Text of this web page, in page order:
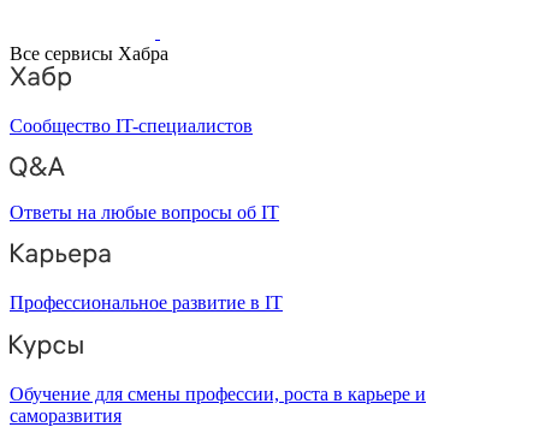
Все сервисы Хабра
Сообщество IT-специалистов
Ответы на любые вопросы об IT
Профессиональное развитие в IT
Обучение для смены профессии, роста в карьере и
саморазвития